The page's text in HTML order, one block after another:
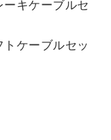
キケーブルセ
ケーブルセッ